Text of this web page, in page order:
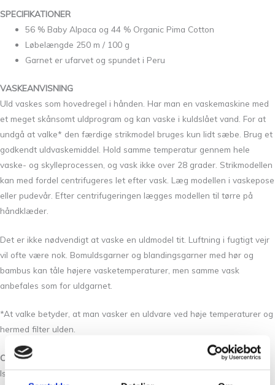
SPECIFIKATIONER
56 % Baby Alpaca og 44 % Organic Pima Cotton
Løbelængde 250 m / 100 g
Garnet er ufarvet og spundet i Peru
VASKEANVISNING
Uld vaskes som hovedregel i hånden. Har man en vaskemaskine med
et meget skånsomt uldprogram og kan vaske i kuldslået vand. For at
undgå at valke* den færdige strikmodel bruges kun lidt sæbe. Brug et
godkendt uldvaskemiddel. Hold samme temperatur gennem hele
vaske- og skylleprocessen, og vask ikke over 28 grader. Strikmodellen
kan med fordel centrifugeres let efter vask. Læg modellen i vaskepose
eller pudevår. Efter centrifugeringen lægges modellen til tørre på
håndklæder.
Det er ikke nødvendigt at vaske en uldmodel tit. Luftning i fugtigt vejr
vil ofte være nok. Bomuldsgarner og blandingsgarner med hør og
bambus kan tåle højere vasketemperaturer, men samme vask
anbefales som for uldgarnet.
*At valke betyder, at man vasker en uldvare ved høje temperaturer og
hermed filter ulden.
OPBEVARING
Isager garner er ikke mølbehandlede, da de midler der findes ikke er